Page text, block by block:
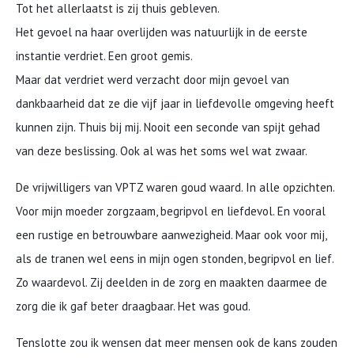
Tot het allerlaatst is zij thuis gebleven.
Het gevoel na haar overlijden was natuurlijk in de eerste
instantie verdriet. Een groot gemis.
Maar dat verdriet werd verzacht door mijn gevoel van
dankbaarheid dat ze die vijf jaar in liefdevolle omgeving heeft
kunnen zijn. Thuis bij mij. Nooit een seconde van spijt gehad
van deze beslissing. Ook al was het soms wel wat zwaar.
De vrijwilligers van VPTZ waren goud waard. In alle opzichten.
Voor mijn moeder zorgzaam, begripvol en liefdevol. En vooral
een rustige en betrouwbare aanwezigheid. Maar ook voor mij,
als de tranen wel eens in mijn ogen stonden, begripvol en lief.
Zo waardevol. Zij deelden in de zorg en maakten daarmee de
zorg die ik gaf beter draagbaar. Het was goud.
Tenslotte zou ik wensen dat meer mensen ook de kans zouden